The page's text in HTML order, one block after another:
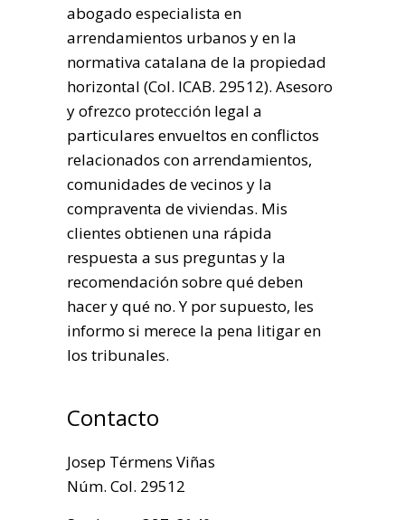
abogado especialista en
arrendamientos urbanos y en la
normativa catalana de la propiedad
horizontal (Col. ICAB. 29512). Asesoro
y ofrezco protección legal a
particulares envueltos en conflictos
relacionados con arrendamientos,
comunidades de vecinos y la
compraventa de viviendas. Mis
clientes obtienen una rápida
respuesta a sus preguntas y la
recomendación sobre qué deben
hacer y qué no. Y por supuesto, les
informo si merece la pena litigar en
los tribunales.
Contacto
Josep Térmens Viñas
Núm. Col. 29512